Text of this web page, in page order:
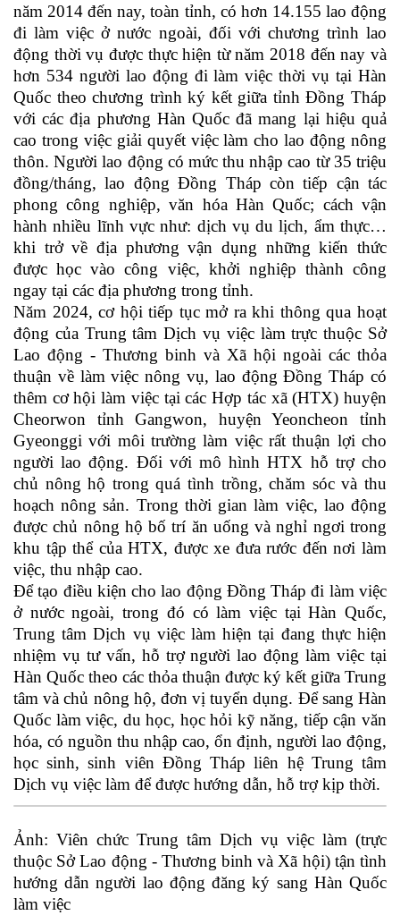
năm 2014 đến nay, toàn tỉnh, có hơn 14.155 lao động
đi làm việc ở nước ngoài, đối với chương trình lao
động thời vụ được thực hiện từ năm 2018 đến nay và
hơn 534 người lao động đi làm việc thời vụ tại Hàn
Quốc theo chương trình ký kết giữa tỉnh Đồng Tháp
với các địa phương Hàn Quốc đã mang lại hiệu quả
cao trong việc giải quyết việc làm cho lao động nông
thôn. Người lao động có mức thu nhập cao từ 35 triệu
đồng/tháng, lao động Đồng Tháp còn tiếp cận tác
phong công nghiệp, văn hóa Hàn Quốc; cách vận
hành nhiều lĩnh vực như: dịch vụ du lịch, ẩm thực…
khi trở về địa phương vận dụng những kiến thức
được học vào công việc, khởi nghiệp thành công
ngay tại các địa phương trong tỉnh.
Năm 2024, cơ hội tiếp tục mở ra khi thông qua hoạt
động của Trung tâm Dịch vụ việc làm trực thuộc Sở
Lao động - Thương binh và Xã hội ngoài các thỏa
thuận về làm việc nông vụ, lao động Đồng Tháp có
thêm cơ hội làm việc tại các Hợp tác xã (HTX) huyện
Cheorwon tỉnh Gangwon, huyện Yeoncheon tỉnh
Gyeonggivới môi trường làm việc rất thuận lợi cho
người lao động. Đối với mô hình HTX hỗ trợ cho
chủ nông hộ trong quá tình trồng, chăm sóc và thu
hoạch nông sản. Trong thời gian làm việc, lao động
được chủ nông hộ bố trí ăn uống và nghỉ ngơi trong
khu tập thể của HTX, được xe đưa rước đến nơi làm
việc, thu nhập cao.
Để tạo điều kiện cho lao động Đồng Tháp đi làm việc
ở nước ngoài, trong đó có làm việc tại Hàn Quốc,
Trung tâm Dịch vụ việc làm hiện tại đang thực hiện
nhiệm vụ tư vấn, hỗ trợ người lao động làm việc tại
Hàn Quốc theo các thỏa thuận được ký kết giữa Trung
tâm và chủ nông hộ, đơn vị tuyển dụng. Để sang Hàn
Quốc làm việc, du học, học hỏi kỹ năng, tiếp cận văn
hóa, có nguồn thu nhập cao, ổn định, người lao động,
học sinh, sinh viên Đồng Tháp liên hệ Trung tâm
Dịch vụ việc làm để được hướng dẫn, hỗ trợ kịp thời.
Ảnh: Viên chức Trung tâm Dịch vụ việc làm (trực
thuộc Sở Lao động - Thương binh và Xã hội) tận tình
hướng dẫn người lao động đăng ký sang Hàn Quốc
làm việc